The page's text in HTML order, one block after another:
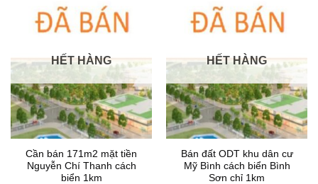
HẾT HÀNG
Cần bán 171m2 mặt tiền
Nguyễn Chí Thanh cách
biển 1km
HẾT HÀNG
Bán đất ODT khu dân cư
Mỹ Bình cách biển Bình
Sơn chỉ 1km